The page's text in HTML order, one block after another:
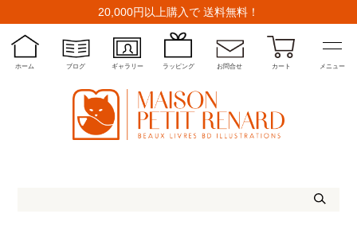
20,000円以上購入で 送料無料！
ホーム ブログ ギャラリー ラッピング お問合せ カート メニュー